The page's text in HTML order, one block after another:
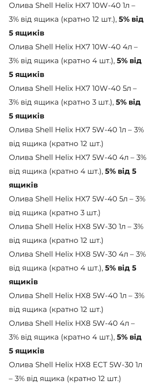
Олива Shell Helix HX7 10W-40 1л –
3% від ящика (кратно 12 шт.), 5% від
5 ящиків
Олива Shell Helix HX7 10W-40 4л –
3% від ящика (кратно 4 шт.), 5% від
5 ящиків
Олива Shell Helix HX7 10W-40 5л –
3% від ящика (кратно 3 шт.), 5% від
5 ящиків
Олива Shell Helix HX7 5W-40 1л – 3%
від ящика (кратно 12 шт.)
Олива Shell Helix HX7 5W-40 4л – 3%
від ящика (кратно 4 шт.), 5% від 5
ящиків
Олива Shell Helix HX7 5W-40 5л – 3%
від ящика (кратно 3 шт.)
Олива Shell Helix HX8 5W-30 1л – 3%
від ящика (кратно 12 шт.)
Олива Shell Helix HX8 5W-30 4л – 3%
від ящика (кратно 4 шт.), 5% від 5
ящиків
Олива Shell Helix HX8 5W-40 1л – 3%
від ящика (кратно 12 шт.)
Олива Shell Helix HX8 5W-40 4л –
3% від ящика (кратно 4 шт.), 5% від
5 ящиків
Олива Shell Helix HX8 ECT 5W-30 1л
– 3% від ящика (кратно 12 шт.)